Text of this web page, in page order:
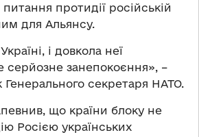
протидії російській
для Альянсу.
і довкола неї
серйозне занепокоєння», –
Генерального секретаря НАТО.
що країни блоку не
Росією українських